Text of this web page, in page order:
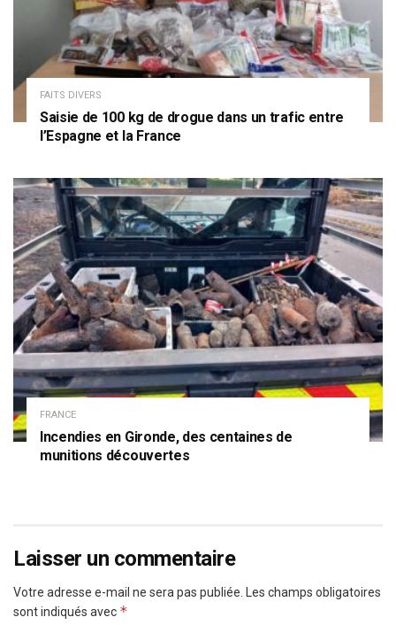
FAITS DIVERS
Saisie de 100 kg de drogue dans un trafic entre
l’Espagne et la France
FRANCE
Incendies en Gironde, des centaines de
munitions découvertes
Laisser un commentaire
Votre adresse e-mail ne sera pas publiée. Les champs obligatoires
sont indiqués avec *